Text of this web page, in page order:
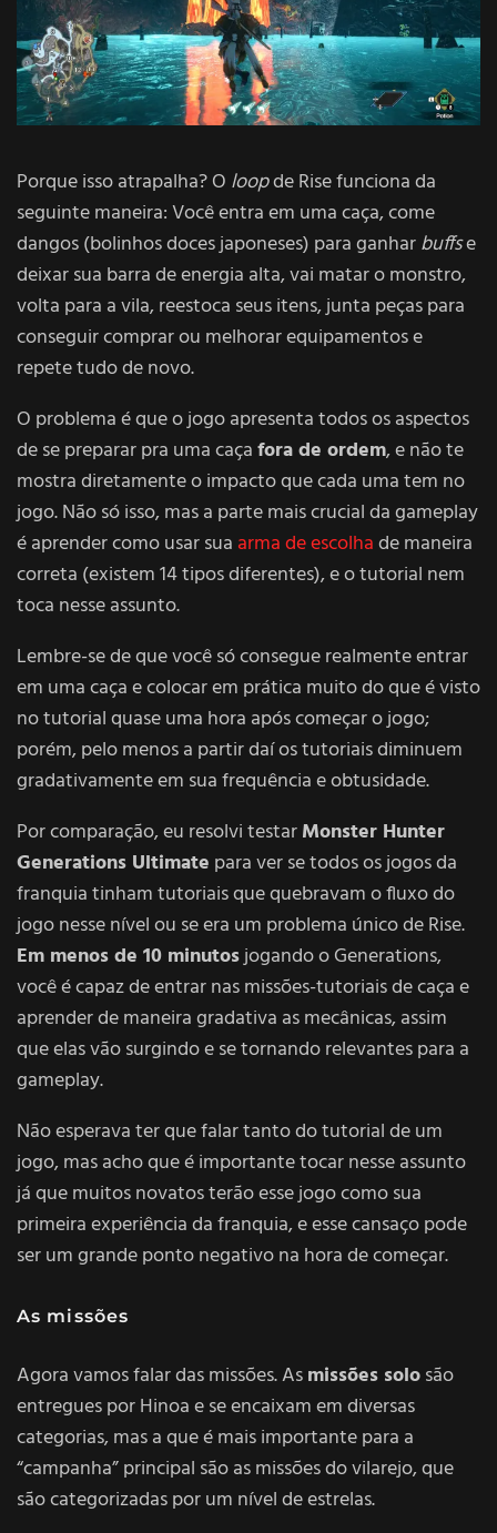
Porque isso atrapalha? O loopde Rise funciona da
seguinte maneira: Você entra em uma caça, come
dangos (bolinhos doces japoneses) para ganharbuffse
deixar sua barra de energia alta, vai matar o monstro,
volta para a vila, reestoca seus itens, junta peças para
conseguir comprar ou melhorar equipamentos e
repete tudo de novo.
O problema é que o jogo apresenta todos os aspectos
de se preparar pra uma caçafora de ordem, e não te
mostra diretamente o impacto que cada uma tem no
jogo. Não só isso, mas a parte mais crucial da gameplay
é aprender como usar sua arma de escolhade maneira
correta (existem 14 tipos diferentes), e o tutorial nem
toca nesse assunto.
Lembre-se de que você só consegue realmente entrar
em uma caça e colocar em prática muito do que é visto
no tutorial quase uma hora após começar o jogo;
porém, pelo menos a partir daí os tutoriais diminuem
gradativamente em sua frequência e obtusidade.
Por comparação, eu resolvi testarMonster Hunter
Generations Ultimate para ver se todos os jogos da
franquia tinham tutoriais que quebravam o fluxo do
jogo nesse nível ou se era um problema único de Rise.
Em menos de 10 minutosjogando o Generations,
você é capaz de entrar nas missões-tutoriais de caça e
aprender de maneira gradativa as mecânicas, assim
que elas vão surgindo e se tornando relevantes para a
gameplay.
Não esperava ter que falar tanto do tutorial de um
jogo, mas acho que é importante tocar nesse assunto
já que muitos novatos terão esse jogo como sua
primeira experiência da franquia, e esse cansaço pode
ser um grande ponto negativo na hora de começar.
As missões
Agora vamos falar das missões. Asmissões solosão
entregues por Hinoa e se encaixam em diversas
categorias, mas a que é mais importante para a
“campanha” principal são as missões do vilarejo, que
são categorizadas por um nível de estrelas.